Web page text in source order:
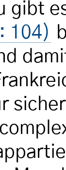
gibt
104)